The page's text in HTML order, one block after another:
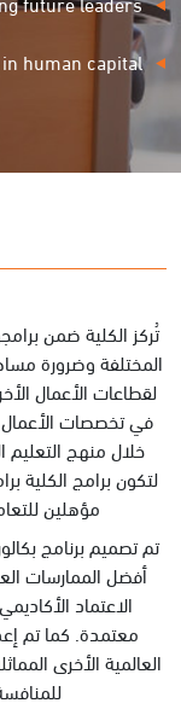
human capital.
تُركز الكلية ضمن
المختلفة وضرورة
لقطاعات الأعمال
في تخصصات الأعمال
خلال منهج التعليم
لتكون برامج الكلية
مؤهلين
تم تصميم برنامج
أفضل الممارسات
معتمدة. كما تم
العالمية الأخرى